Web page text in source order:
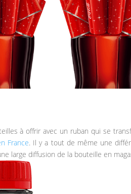
à offrir avec un ruban qui se
France. Il y a tout de même une
large diffusion de la bouteille en